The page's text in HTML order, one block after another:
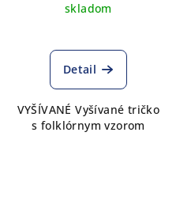
skladom
Detail
VYŠÍVANÉ Vyšívané tričko
s folklórnym vzorom